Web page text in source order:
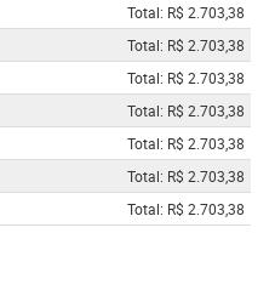
Total: R$ 2.703,38
Total: R$ 2.703,38
Total: R$ 2.703,38
Total: R$ 2.703,38
Total: R$ 2.703,38
Total: R$ 2.703,38
Total: R$ 2.703,38